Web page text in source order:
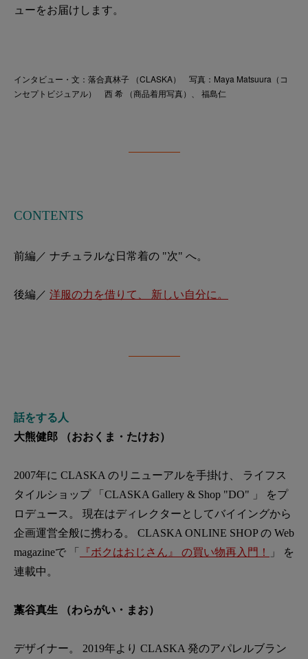
ューをお届けします。
インタビュー・文：落合真林子 （CLASKA） 写真：Maya Matsuura（コ
ンセプトビジュアル） 西 希 （商品着用写真）、 福島仁
CONTENTS
前編／ ナチュラルな日常着の "次" へ。
後編／ 洋服の力を借りて、 新しい自分に。
話をする人
大熊健郎 （おおくま・たけお）
2007年に CLASKA のリニューアルを手掛け、 ライフス
タイルショップ 「CLASKA Gallery & Shop "DO" 」 をプ
ロデュース。 現在はディレクターとしてバイイングから
企画運営全般に携わる。 CLASKA ONLINE SHOP の Web
magazineで 「
『ボクはおじさん』 の買い物再入門！
」 を
連載中。
藁谷真生 （わらがい・まお）
デザイナー。 2019年より CLASKA 発のアパレルブラン